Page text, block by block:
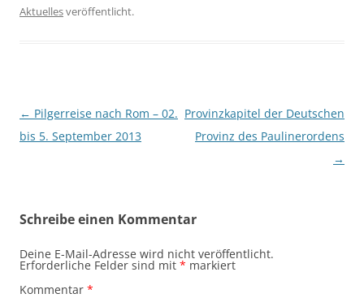
Aktuellesveröffentlicht.
Beitragsnavigation
← Pilgerreise nach Rom – 02.
bis 5. September 2013
Provinzkapitel der Deutschen
Provinz des Paulinerordens
→
Schreibe einen Kommentar
Deine E-Mail-Adresse wird nicht veröffentlicht.
Erforderliche Felder sind mit * markiert
Kommentar *